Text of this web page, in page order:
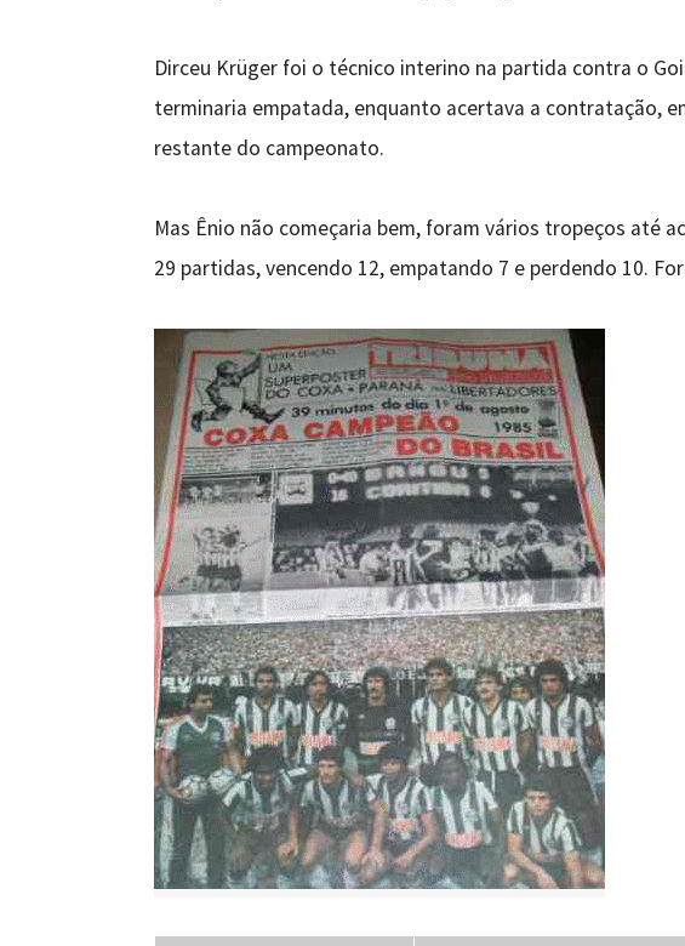
Dirceu Krüger foi o técnico interino na partida contra o
terminaria empatada, enquanto acertava a contratação,
restante do campeonato.
Mas Ênio não começaria bem, foram vários tropeços até
29 partidas, vencendo 12, empatando 7 e perdendo 10.